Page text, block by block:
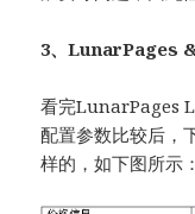
3、LunarPages
看完LunarPages
配置参数比较后，
样的，如下图所示：